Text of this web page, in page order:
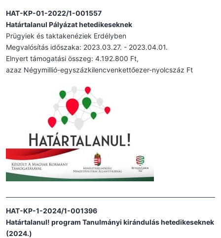
HAT-KP-01-2022/1-001557
Határtalanul Pályázat hetedikeseknek
Prügyiek és taktakenéziek Erdélyben
Megvalósítás időszaka: 2023.03.27. - 2023.04.01.
Elnyert támogatási összeg: 4.192.800 Ft,
azaz Négymillió-egyszázkilencvenkettőezer-nyolcszáz Ft
HAT-KP-1-2024/1-001396
Határtalanul! program Tanulmányi kirándulás hetedikeseknek
(2024.)